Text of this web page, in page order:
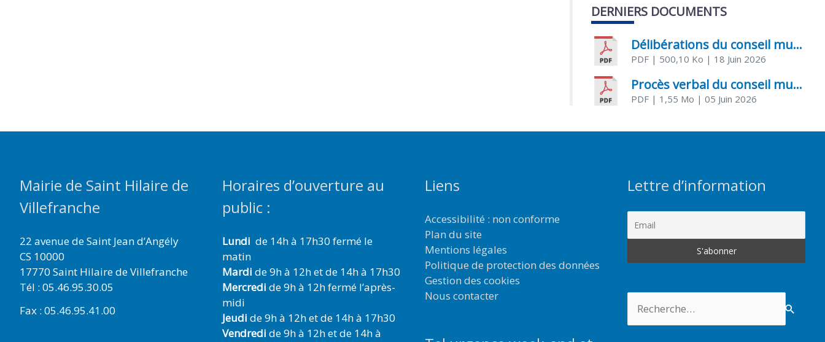
DERNIERS DOCUMENTS
Délibérations du conseil municipal du 18 juin 2026
PDF | 500,10 Ko | 18 Juin 2026
Procès verbal du conseil municipal du 05 juin 2026
PDF | 1,55 Mo | 05 Juin 2026
Mairie de Saint Hilaire de
Villefranche
22 avenue de Saint Jean d’Angély
CS 10000
17770 Saint Hilaire de Villefranche
Tél : 05.46.95.30.05
Fax : 05.46.95.41.00
Horaires d’ouverture au
public :
Lundi de 14h à 17h30 fermé le
matin
Mardi de 9h à 12h et de 14h à 17h30
Mercredi de 9h à 12h fermé l’après-
midi
Jeudi de 9h à 12h et de 14h à 17h30
Vendredi de 9h à 12h et de 14h à
Liens
Accessibilité : non conforme
Plan du site
Mentions légales
Politique de protection des données
Gestion des cookies
Nous contacter
Lettre d’information